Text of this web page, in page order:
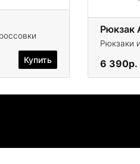
Купить
Рюкзак
Рюкзаки
6 390р.